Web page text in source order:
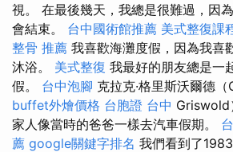
視。 在最後幾天，我總是很難過，因
會結束。 台中國術館推薦 美式整復課
整骨 推薦 我喜歡海灘度假，因為我喜
沐浴。 美式整復 我最好的朋友總是一
假。 台中泡腳 克拉克·格里斯沃爾德
buffet外燴價格 台胞證 台中 Griswold
家人像當時的爸爸一樣去汽車假期。
薦 google關鍵字排名 我們看到了